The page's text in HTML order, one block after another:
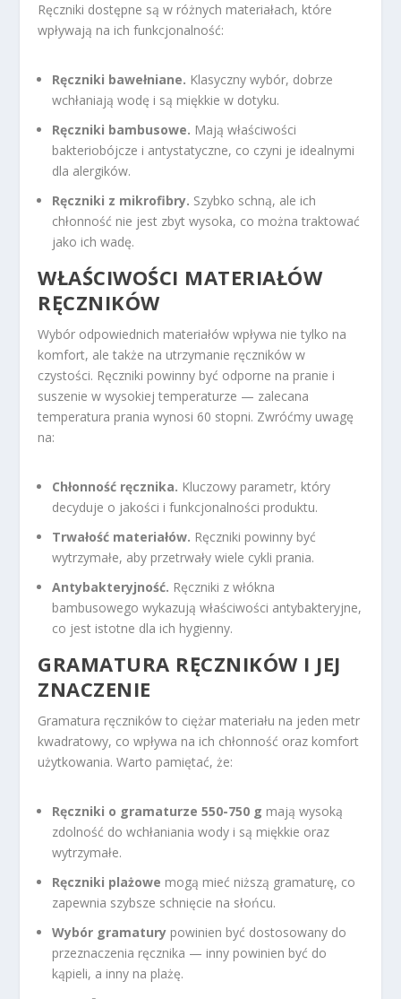
Ręczniki dostępne są w różnych materiałach, które
wpływają na ich funkcjonalność:
Ręczniki bawełniane. Klasyczny wybór, dobrze
wchłaniają wodę i są miękkie w dotyku.
Ręczniki bambusowe. Mają właściwości
bakteriobójcze i antystatyczne, co czyni je idealnymi
dla alergików.
Ręczniki z mikrofibry. Szybko schną, ale ich
chłonność nie jest zbyt wysoka, co można traktować
jako ich wadę.
WŁAŚCIWOŚCI MATERIAŁÓW
RĘCZNIKÓW
Wybór odpowiednich materiałów wpływa nie tylko na
komfort, ale także na utrzymanie ręczników w
czystości. Ręczniki powinny być odporne na pranie i
suszenie w wysokiej temperaturze — zalecana
temperatura prania wynosi 60 stopni. Zwróćmy uwagę
na:
Chłonność ręcznika. Kluczowy parametr, który
decyduje o jakości i funkcjonalności produktu.
Trwałość materiałów. Ręczniki powinny być
wytrzymałe, aby przetrwały wiele cykli prania.
Antybakteryjność. Ręczniki z włókna
bambusowego wykazują właściwości antybakteryjne,
co jest istotne dla ich hygienny.
GRAMATURA RĘCZNIKÓW I JEJ
ZNACZENIE
Gramatura ręczników to ciężar materiału na jeden metr
kwadratowy, co wpływa na ich chłonność oraz komfort
użytkowania. Warto pamiętać, że:
Ręczniki o gramaturze 550-750 g mają wysoką
zdolność do wchłaniania wody i są miękkie oraz
wytrzymałe.
Ręczniki plażowe mogą mieć niższą gramaturę, co
zapewnia szybsze schnięcie na słońcu.
Wybór gramatury powinien być dostosowany do
przeznaczenia ręcznika — inny powinien być do
kąpieli, a inny na plażę.